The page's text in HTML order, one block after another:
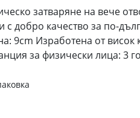
затваряне на вече
с добро качество за по-
9cm Изработена от висок
за физически лица: 3